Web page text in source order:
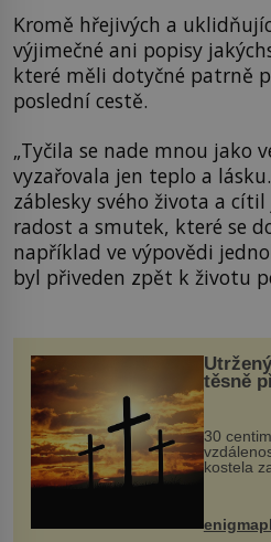
Kromě hřejivých a
výjimečné ani popisy
které měli dotyčné patrně
poslední cestě.
„Tyčila se nade mnou jako
vyzařovala jen teplo a
záblesky svého života a
radost a smutek, které se
například ve výpovědi
byl přiveden zpět k životu
těsně
30
kostela
...